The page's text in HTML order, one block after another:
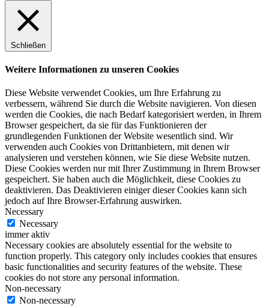
Schließen
Weitere Informationen zu unseren Cookies
Diese Website verwendet Cookies, um Ihre Erfahrung zu
verbessern, während Sie durch die Website navigieren. Von diesen
werden die Cookies, die nach Bedarf kategorisiert werden, in Ihrem
Browser gespeichert, da sie für das Funktionieren der
grundlegenden Funktionen der Website wesentlich sind. Wir
verwenden auch Cookies von Drittanbietern, mit denen wir
analysieren und verstehen können, wie Sie diese Website nutzen.
Diese Cookies werden nur mit Ihrer Zustimmung in Ihrem Browser
gespeichert. Sie haben auch die Möglichkeit, diese Cookies zu
deaktivieren. Das Deaktivieren einiger dieser Cookies kann sich
jedoch auf Ihre Browser-Erfahrung auswirken.
Necessary
Necessary
immer aktiv
Necessary cookies are absolutely essential for the website to
function properly. This category only includes cookies that ensures
basic functionalities and security features of the website. These
cookies do not store any personal information.
Non-necessary
Non-necessary